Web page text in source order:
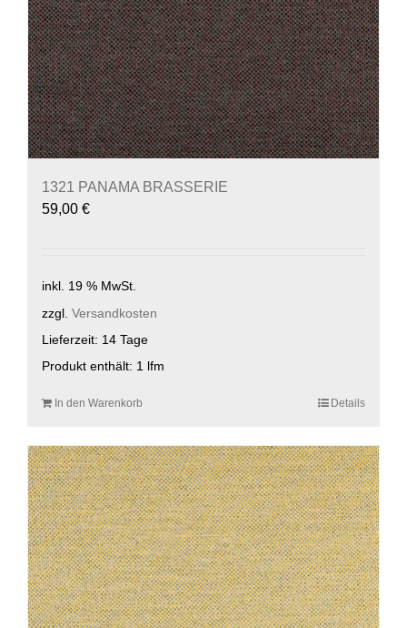
1321 PANAMA BRASSERIE
59,00 €
inkl. 19 % MwSt.
zzgl. Versandkosten
Lieferzeit: 14 Tage
Produkt enthält: 1 lfm
In den Warenkorb Details